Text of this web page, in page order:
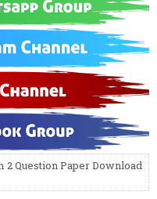
2 Question Paper Download